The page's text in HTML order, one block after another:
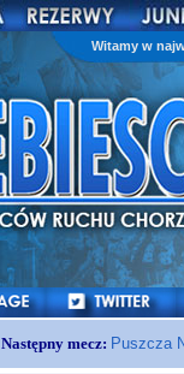
Witamy w
Następny mecz: Puszcza